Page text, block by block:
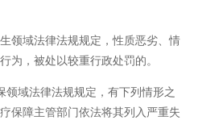
领域法律法规规定，性质恶劣、情
为，被处以较重行政处罚的。
域法律法规规定，有下列情形之
保障主管部门依法将其列入严重失